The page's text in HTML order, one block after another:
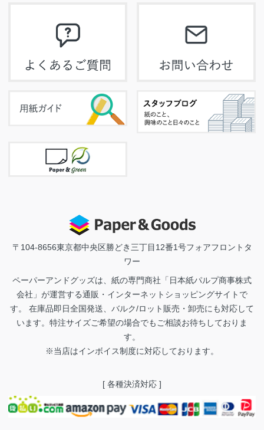
〒104-8656東京都中央区勝どき三丁目12番1号フォアフロントタ
ワー
ペーパーアンドグッズは、紙の専門商社「日本紙パルプ商事株式
会社」が運営する通販・インターネットショッピングサイトで
す。 在庫品即日全国発送、バルク/ロット販売・卸売にも対応して
います。特注サイズご希望の場合でもご相談お待ちしておりま
す。
※当店はインボイス制度に対応しております。
[ 各種決済対応 ]